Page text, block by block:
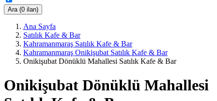
Ara (0 ilan)
Ana Sayfa
Satılık Kafe & Bar
Kahramanmaraş Satılık Kafe & Bar
Kahramanmaraş Onikişubat Satılık Kafe & Bar
Onikişubat Dönüklü Mahallesi Satılık Kafe & Bar
Onikişubat Dönüklü Mahallesi